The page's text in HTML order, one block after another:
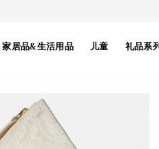
家居品&生活用品 儿童 礼品系列